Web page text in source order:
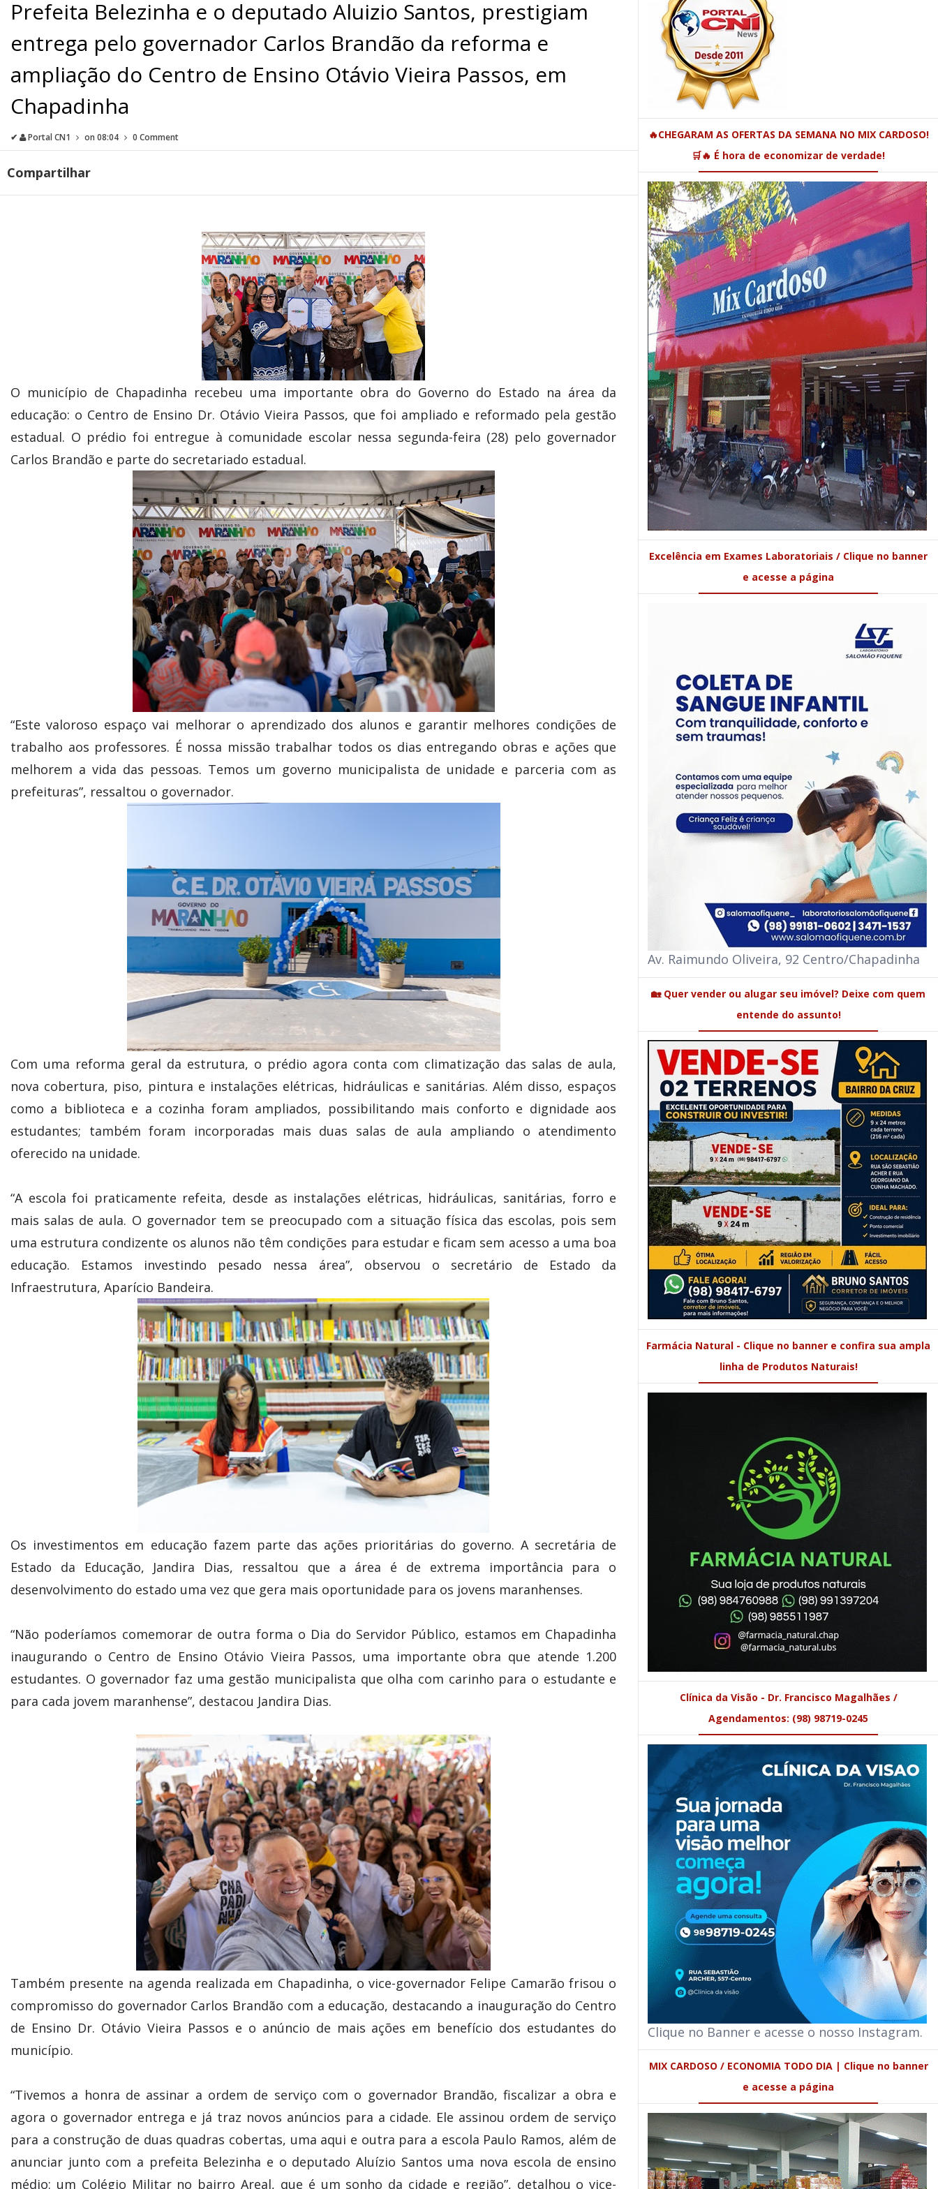
Prefeita Belezinha e o deputado Aluizio Santos, prestigiam
entrega pelo governador Carlos Brandão da reforma e
ampliação do Centro de Ensino Otávio Vieira Passos, em
Chapadinha
✔ Portal CN1 on 08:04 0 Comment
Compartilhar
O município de Chapadinha recebeu uma importante obra do Governo do Estado na área da
educação: o Centro de Ensino Dr. Otávio Vieira Passos, que foi ampliado e reformado pela gestão
estadual. O prédio foi entregue à comunidade escolar nessa segunda-feira (28) pelo governador
Carlos Brandão e parte do secretariado estadual.
“Este valoroso espaço vai melhorar o aprendizado dos alunos e garantir melhores condições de
trabalho aos professores. É nossa missão trabalhar todos os dias entregando obras e ações que
melhorem a vida das pessoas. Temos um governo municipalista de unidade e parceria com as
prefeituras”, ressaltou o governador.
Com uma reforma geral da estrutura, o prédio agora conta com climatização das salas de aula,
nova cobertura, piso, pintura e instalações elétricas, hidráulicas e sanitárias. Além disso, espaços
como a biblioteca e a cozinha foram ampliados, possibilitando mais conforto e dignidade aos
estudantes; também foram incorporadas mais duas salas de aula ampliando o atendimento
oferecido na unidade.
“A escola foi praticamente refeita, desde as instalações elétricas, hidráulicas, sanitárias, forro e
mais salas de aula. O governador tem se preocupado com a situação física das escolas, pois sem
uma estrutura condizente os alunos não têm condições para estudar e ficam sem acesso a uma boa
educação. Estamos investindo pesado nessa área”, observou o secretário de Estado da
Infraestrutura, Aparício Bandeira.
Os investimentos em educação fazem parte das ações prioritárias do governo. A secretária de
Estado da Educação, Jandira Dias, ressaltou que a área é de extrema importância para o
desenvolvimento do estado uma vez que gera mais oportunidade para os jovens maranhenses.
“Não poderíamos comemorar de outra forma o Dia do Servidor Público, estamos em Chapadinha
inaugurando o Centro de Ensino Otávio Vieira Passos, uma importante obra que atende 1.200
estudantes. O governador faz uma gestão municipalista que olha com carinho para o estudante e
para cada jovem maranhense”, destacou Jandira Dias.
Também presente na agenda realizada em Chapadinha, o vice-governador Felipe Camarão frisou o
compromisso do governador Carlos Brandão com a educação, destacando a inauguração do Centro
de Ensino Dr. Otávio Vieira Passos e o anúncio de mais ações em benefício dos estudantes do
município.
“Tivemos a honra de assinar a ordem de serviço com o governador Brandão, fiscalizar a obra e
agora o governador entrega e já traz novos anúncios para a cidade. Ele assinou ordem de serviço
para a construção de duas quadras cobertas, uma aqui e outra para a escola Paulo Ramos, além de
anunciar junto com a prefeita Belezinha e o deputado Aluízio Santos uma nova escola de ensino
médio: um Colégio Militar no bairro Areal, que é um sonho da cidade e região”, detalhou o vice-
🔥CHEGARAM AS OFERTAS DA SEMANA NO MIX CARDOSO!
🛒🔥 É hora de economizar de verdade!
Excelência em Exames Laboratoriais / Clique no banner
e acesse a página
Av. Raimundo Oliveira, 92 Centro/Chapadinha
🏡 Quer vender ou alugar seu imóvel? Deixe com quem
entende do assunto!
Farmácia Natural - Clique no banner e confira sua ampla
linha de Produtos Naturais!
Clínica da Visão - Dr. Francisco Magalhães /
Agendamentos: (98) 98719-0245
Clique no Banner e acesse o nosso Instagram.
MIX CARDOSO / ECONOMIA TODO DIA | Clique no banner
e acesse a página